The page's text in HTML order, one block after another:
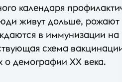
календаря
живут дольше, рожают
в иммунизации на
схема
о демографии XX века.